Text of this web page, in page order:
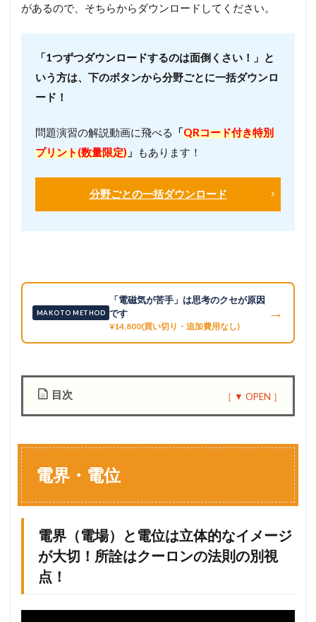
があるので、そちらからダウンロードしてください。
「1つずつダウンロードするのは面倒くさい！」と
いう方は、下のボタンから分野ごとに一括ダウンロ
ード！
問題演習の解説動画に飛べる 「QRコード付き特別
プリント(数量限定) 」 もあります！
分野ごとの一括ダウンロード
MAKOTO METHOD
「電磁気が苦手」は思考のクセが原因
です
¥14,800(買い切り・追加費用なし)
→
目次
・
電
電
界
（
）
と
電界・電位
電界（電場）と電位は立体的なイメージ
が大切！所詮はクーロンの法則の別視
点！